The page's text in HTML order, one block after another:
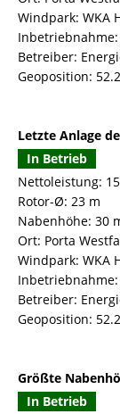
Windpark: WKA
Inbetriebnahme:
Betreiber:
Geoposition:
Letzte Anlage
In Betrieb
Nettoleistung:
Rotor-Ø: 23 m
Nabenhöhe: 30
Ort: Porta
Windpark: WKA
Inbetriebnahme:
Betreiber:
Geoposition:
Größte
In Betrieb